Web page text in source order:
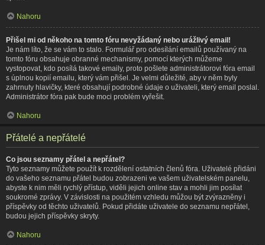
Nahoru
Přišel mi od někoho na tomto fóru nevyžádaný nebo urážlivý email!
Je nám líto, že se vám to stalo. Formulář pro odesílání emailů používaný na
tomto fóru obsahuje obranné mechanismy, pomocí kterých můžeme
vystopovat, kdo posílá takové emaily, proto pošlete administrátorovi fóra email
s úplnou kopií emailu, který vám přišel. Je velmi důležité, aby v něm byly
zahrnuty hlavičky, které obsahují podrobné údaje o uživateli, který email poslal.
Administrátor fóra pak bude moci problém vyřešit.
Nahoru
Přátelé a nepřátelé
Co jsou seznamy přátel a nepřátel?
Tyto seznamy můžete použít k rozdělení ostatních členů fóra. Uživatelé přidáni
do vašeho seznamu přátel budou zobrazeni ve vašem uživatelském panelu,
abyste k nim měli rychlý přístup, viděli jejich online stav a mohli jim posílat
soukromé zprávy. V závislosti na použitém vzhledu můžou být zvýrazněny i
příspěvky od těchto uživatelů. Pokud přidáte uživatele do seznamu nepřátel,
budou jejich příspěvky skryty.
Nahoru